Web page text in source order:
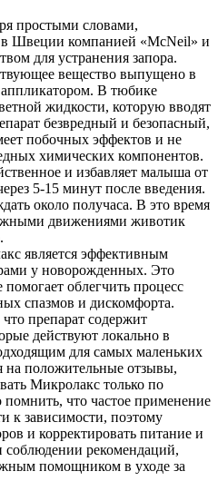
простыми словами,
в Швеции компанией «McNeil» и
для устранения запора.
вещество выпущено в
В тюбике
жидкости, которую вводят
безвредный и безопасный,
побочных эффектов и не
химических компонентов.
и избавляет малыша от
5-15 минут после введения.
около получаса. В это время
движениями животик
является эффективным
у новорожденных. Это
помогает облегчить процесс
спазмов и дискомфорта.
препарат содержит
действуют локально в
для самых маленьких
на положительные отзывы,
Микролакс только по
что частое применение
к зависимости, поэтому
и корректировать питание и
рекомендаций,
помощником в уходе за